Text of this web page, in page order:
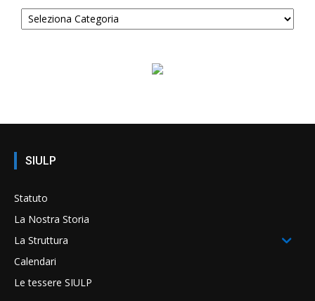
SIULP
Statuto
La Nostra Storia
La Struttura
Calendari
Le tessere SIULP